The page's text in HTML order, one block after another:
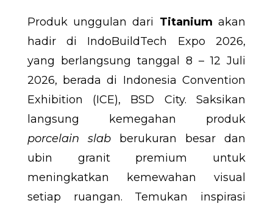
Produk unggulan dari Titanium akan
hadir di IndoBuildTech Expo 2026,
yang berlangsung tanggal 8 – 12 Juli
2026, berada di Indonesia Convention
Exhibition (ICE), BSD City. Saksikan
langsung kemegahan produk
porcelain slabberukuran besar dan
ubin granit premium untuk
meningkatkan kemewahan visual
setiap ruangan. Temukan inspirasi